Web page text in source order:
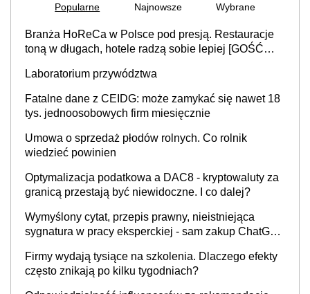
Popularne Najnowsze Wybrane
Branża HoReCa w Polsce pod presją. Restauracje
toną w długach, hotele radzą sobie lepiej [GOŚĆ
Laboratorium przywództwa
Fatalne dane z CEIDG: może zamykać się nawet 18
tys. jednoosobowych firm miesięcznie
Umowa o sprzedaż płodów rolnych. Co rolnik
wiedzieć powinien
Optymalizacja podatkowa a DAC8 - kryptowaluty za
granicą przestają być niewidoczne. I co dalej?
Wymyślony cytat, przepis prawny, nieistniejąca
sygnatura w pracy eksperckiej - sam zakup ChatGPT
Firmy wydają tysiące na szkolenia. Dlaczego efekty
często znikają po kilku tygodniach?